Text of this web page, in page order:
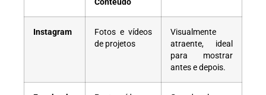
Instagram
Fotos e vídeos
de projetos
Visualmente
atraente, ideal
para mostrar
antes e depois.